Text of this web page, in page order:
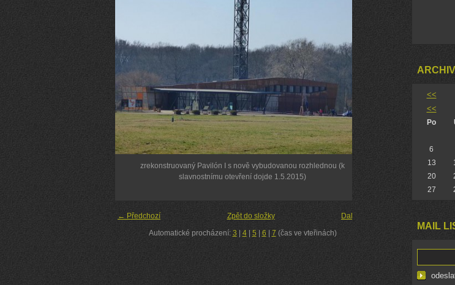
zrekonstruovaný Pavilón I s nově vybudovanou rozhlednou (k
slavnostnímu otevření dojde 1.5.2015)
← Předchozí Další →
Zpět do složky
Automatické procházení: 3| 4| 5 6 7 (čas ve vteřinách)
ARCHIV
<<
<<
Po
6
13
20
27
MAIL